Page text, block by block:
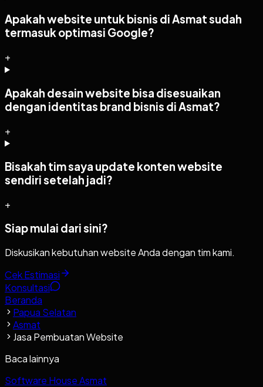
Apakah website untuk bisnis di Asmat sudah
termasuk optimasi Google?
+
Apakah desain website bisa disesuaikan
dengan identitas brand bisnis di Asmat?
+
Bisakah tim saya update konten website
sendiri setelah jadi?
+
Siap mulai dari sini?
Diskusikan kebutuhan website Anda dengan tim kami.
Cek Estimasi
Konsultasi
Beranda
Papua Selatan
Asmat
Jasa Pembuatan Website
Baca lainnya
Software House Asmat